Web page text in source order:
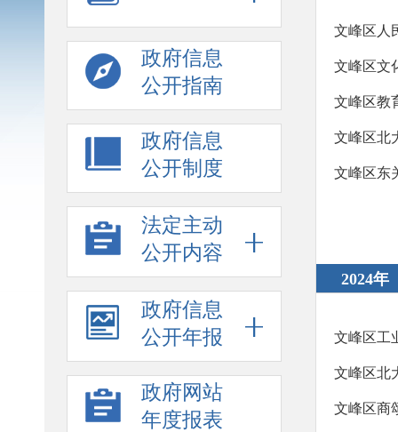
政府信息
公开指南
政府信息
公开制度
法定主动
公开内容
政府信息
公开年报
政府网站
年度报表
文峰区人
文峰区文
文峰区教
文峰区北
文峰区东
2024年
文峰区工
文峰区北
文峰区商